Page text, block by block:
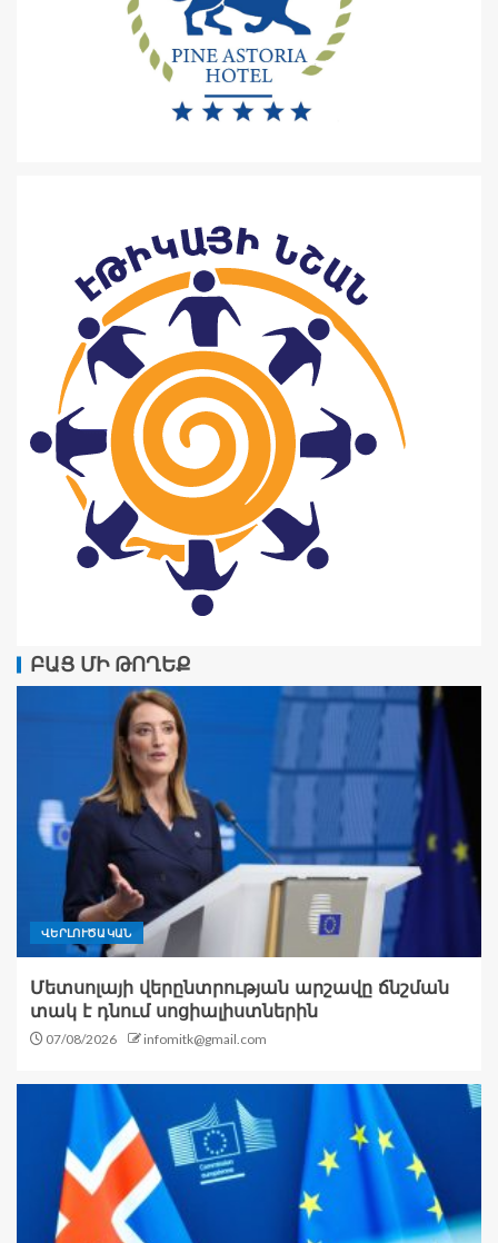
ԲԱՑ ՄԻ ԹՈՂԵՔ
ՎԵՐԼՈՒԾԱԿԱՆ
Մետսոլայի վերընտրության արշավը ճնշման
տակ է դնում սոցիալիստներին
07/08/2026 infomitk@gmail.com